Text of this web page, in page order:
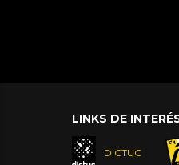
LINKS DE
DICTUC